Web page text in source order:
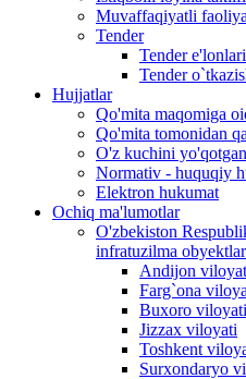
Muvaffaqiyatli
Tender
Tender e'lonlari
Tender
Hujjatlar
Qo'mita maqomiga
Qo'mita tomonidan
O'z kuchini
Normativ - huquqiy
Elektron hukumat
Ochiq ma'lumotlar
O'zbekiston
infratuzilma
Andijon
Farg`ona
Buxoro viloyati
Jizzax viloyati
Toshkent
Surxondaryo